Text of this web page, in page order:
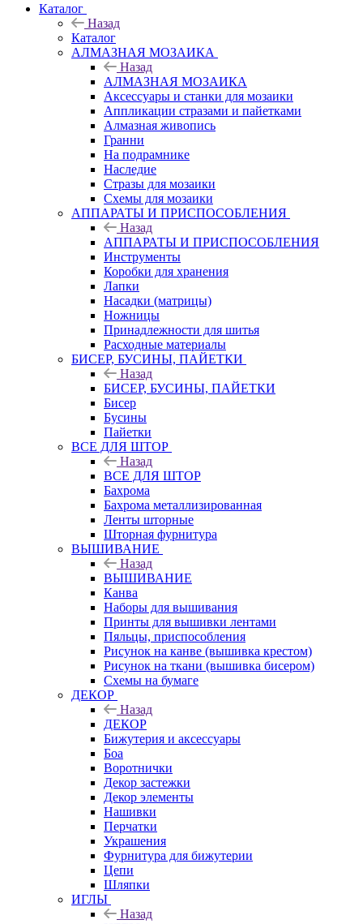
Каталог
Назад
Каталог
АЛМАЗНАЯ МОЗАИКА
Назад
АЛМАЗНАЯ МОЗАИКА
Аксессуары и станки для мозаики
Аппликации стразами и пайетками
Алмазная живопись
Гранни
На подрамнике
Наследие
Стразы для мозаики
Схемы для мозаики
АППАРАТЫ И ПРИСПОСОБЛЕНИЯ
Назад
АППАРАТЫ И ПРИСПОСОБЛЕНИЯ
Инструменты
Коробки для хранения
Лапки
Насадки (матрицы)
Ножницы
Принадлежности для шитья
Расходные материалы
БИСЕР, БУСИНЫ, ПАЙЕТКИ
Назад
БИСЕР, БУСИНЫ, ПАЙЕТКИ
Бисер
Бусины
Пайетки
ВСЕ ДЛЯ ШТОР
Назад
ВСЕ ДЛЯ ШТОР
Бахрома
Бахрома металлизированная
Ленты шторные
Шторная фурнитура
ВЫШИВАНИЕ
Назад
ВЫШИВАНИЕ
Канва
Наборы для вышивания
Принты для вышивки лентами
Пяльцы, приспособления
Рисунок на канве (вышивка крестом)
Рисунок на ткани (вышивка бисером)
Схемы на бумаге
ДЕКОР
Назад
ДЕКОР
Бижутерия и аксессуары
Боа
Воротнички
Декор застежки
Декор элементы
Нашивки
Перчатки
Украшения
Фурнитура для бижутерии
Цепи
Шляпки
ИГЛЫ
Назад